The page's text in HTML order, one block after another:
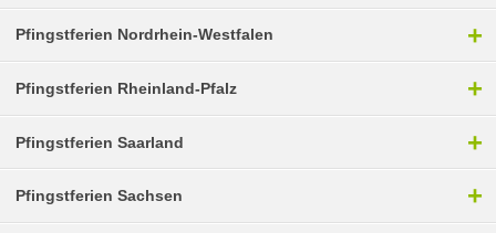
Pfingstferien Nordrhein-Westfalen +
Pfingstferien Rheinland-Pfalz +
Pfingstferien Saarland +
Pfingstferien Sachsen +